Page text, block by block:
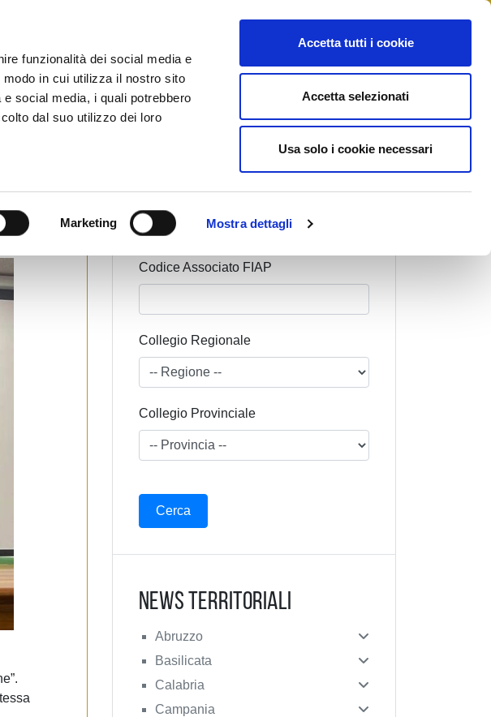
funzionalità dei social media e
in cui utilizza il nostro sito
social media, i quali potrebbero
dal suo utilizzo dei loro
Marketing Mostra dettagli
Accetta tutti i cookie
Accetta selezionati
Usa solo i cookie necessari
Cognome Associato
Nome Associato
Codice Associato FIAP
Collegio Regionale
Collegio Provinciale
News Territoriali
Abruzzo
Basilicata
Calabria
Campania